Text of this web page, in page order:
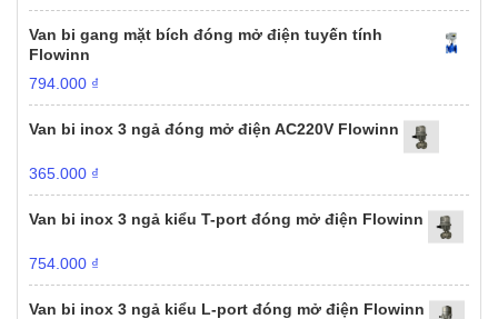
Van bi gang mặt bích đóng mở điện tuyến tính
Flowinn
794.000 ₫
Van bi inox 3 ngả đóng mở điện AC220V Flowinn
365.000 ₫
Van bi inox 3 ngả kiểu T-port đóng mở điện Flowinn
754.000 ₫
Van bi inox 3 ngả kiểu L-port đóng mở điện Flowinn